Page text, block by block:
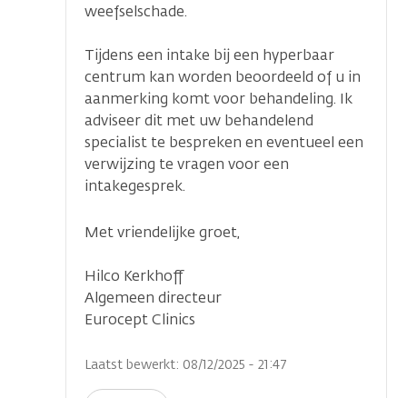
weefselschade.
Tijdens een intake bij een hyperbaar
centrum kan worden beoordeeld of u in
aanmerking komt voor behandeling. Ik
adviseer dit met uw behandelend
specialist te bespreken en eventueel een
verwijzing te vragen voor een
intakegesprek.
Met vriendelijke groet,
Hilco Kerkhoff
Algemeen directeur
Eurocept Clinics
Laatst bewerkt: 08/12/2025 - 21:47